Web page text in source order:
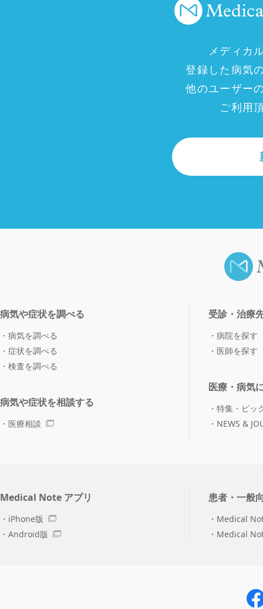
メディカ
登録した病気
他のユーザー
ご利用
病気や症状を調べる
病気を調べる
症状を調べる
検査を調べる
病気や症状を相談する
医療相談
受診・治療
病院を探す
医師を探す
医療・病気
特集・ピッ
NEWS &
Medical Note アプリ
iPhone版
Android版
患者・一般
Medical
Medical